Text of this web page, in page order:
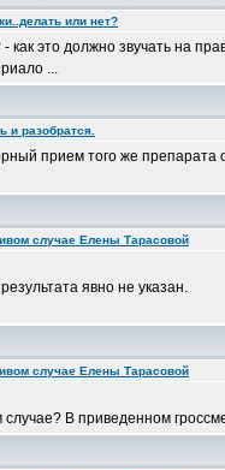
или нет?
это должно звучать на
...
и разобратся.
прием того же
случае Елены Тарасовой
явно не указан.
случае Елены Тарасовой
В приведенном